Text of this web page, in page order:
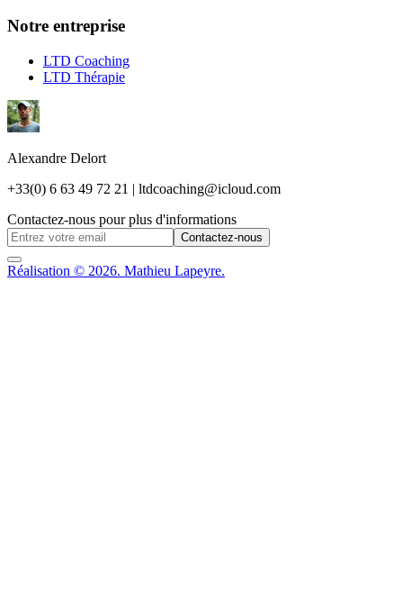
Notre entreprise
LTD Coaching
LTD Thérapie
Alexandre Delort
+33(0) 6 63 49 72 21 | ltdcoaching@icloud.com
Contactez-nous pour plus d'informations
Contactez-nous
Réalisation © 2026. Mathieu Lapeyre.